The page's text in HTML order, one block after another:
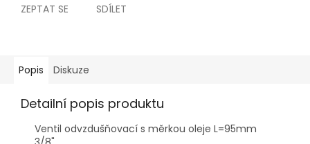
ZEPTAT SE SDÍLET
Popis Diskuze
Detailní popis produktu
Ventil odvzdušňovací s měrkou oleje L=95mm